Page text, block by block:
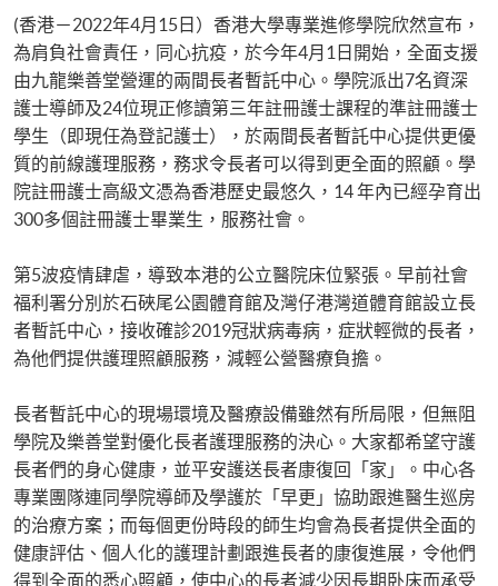
(香港－2022年4月15日）香港大學專業進修學院欣然宣布，
為肩負社會責任，同心抗疫，於今年4月1日開始，全面支援
由九龍樂善堂營運的兩間長者暫託中心。學院派出7名資深
護士導師及24位現正修讀第三年註冊護士課程的準註冊護士
學生（即現任為登記護士），於兩間長者暫託中心提供更優
質的前線護理服務，務求令長者可以得到更全面的照顧。學
院註冊護士高級文憑為香港歷史最悠久，14 年內已經孕育出
300多個註冊護士畢業生，服務社會。
第5波疫情肆虐，導致本港的公立醫院床位緊張。早前社會
福利署分別於石硤尾公園體育館及灣仔港灣道體育館設立長
者暫託中心，接收確診2019冠狀病毒病，症狀輕微的長者，
為他們提供護理照顧服務，減輕公營醫療負擔。
長者暫託中心的現場環境及醫療設備雖然有所局限，但無阻
學院及樂善堂對優化長者護理服務的決心。大家都希望守護
長者們的身心健康，並平安護送長者康復回「家」。中心各
專業團隊連同學院導師及學護於「早更」協助跟進醫生巡房
的治療方案；而每個更份時段的師生均會為長者提供全面的
健康評估、個人化的護理計劃跟進長者的康復進展，令他們
得到全面的悉心照顧，使中心的長者減少因長期卧床而承受